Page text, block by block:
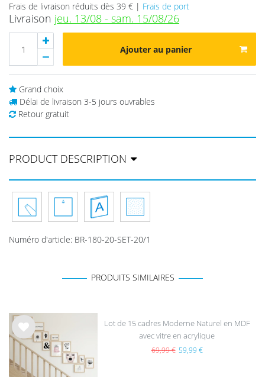
Frais de livraison réduits dès 39 € | Frais de port
Livraison jeu. 13/08 - sam. 15/08/26
Ajouter au panier
Grand choix
Délai de livraison 3-5 jours ouvrables
Retour gratuit
PRODUCT DESCRIPTION
Numéro d'article: BR-180-20-SET-20/1
PRODUITS SIMILAIRES
List
e de
hait
Lot de 15 cadres Moderne Naturel en MDF
avec vitre en acrylique
69,99 € 59,99 €